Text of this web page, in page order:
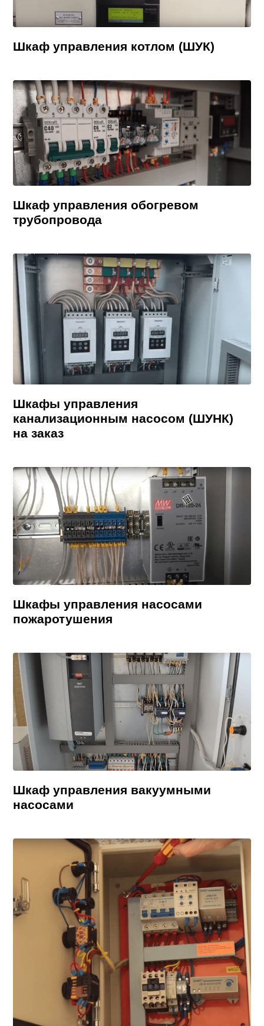
Шкаф управления котлом (ШУК)
Шкаф управления обогревом
трубопровода
Шкафы управления
канализационным насосом (ШУНК)
на заказ
Шкафы управления насосами
пожаротушения
Шкаф управления вакуумными
насосами